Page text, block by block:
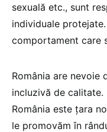
sexuală etc., sunt
individuale
comportament care
România are nevoie
incluzivă de
România este țara
le promovăm în